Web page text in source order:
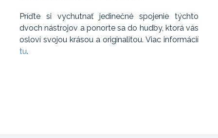
Príďte si vychutnať jedinečné spojenie týchto
dvoch nástrojov a ponorte sa do hudby, ktorá vás
osloví svojou krásou a originalitou. Viac informácií
tu.